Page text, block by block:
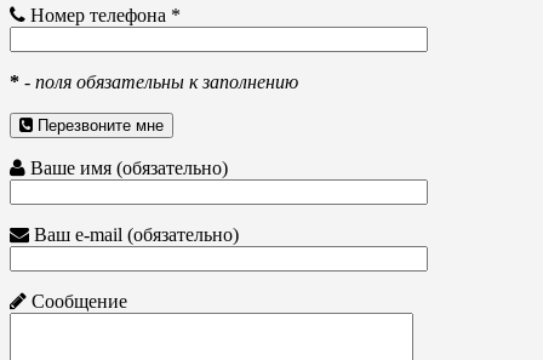
Номер телефона *
* - поля обязательны к заполнению
Перезвоните мне
Ваше имя (обязательно)
Ваш e-mail (обязательно)
Сообщение